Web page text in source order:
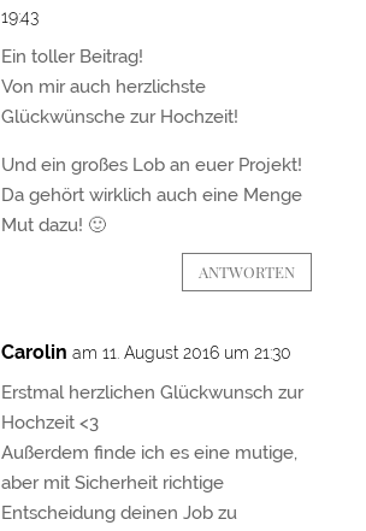
19:43
Ein toller Beitrag!
Von mir auch herzlichste
Glückwünsche zur Hochzeit!
Und ein großes Lob an euer Projekt!
Da gehört wirklich auch eine Menge
Mut dazu! 🙂
ANTWORTEN
Carolin am 11. August 2016 um 21:30
Erstmal herzlichen Glückwunsch zur
Hochzeit <3
Außerdem finde ich es eine mutige,
aber mit Sicherheit richtige
Entscheidung deinen Job zu